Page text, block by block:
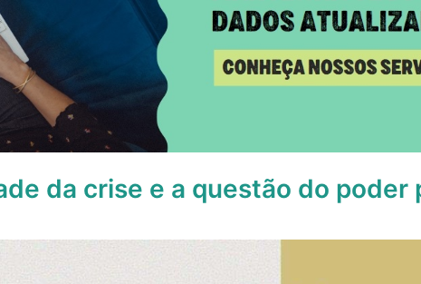
da crise e a questão do poder